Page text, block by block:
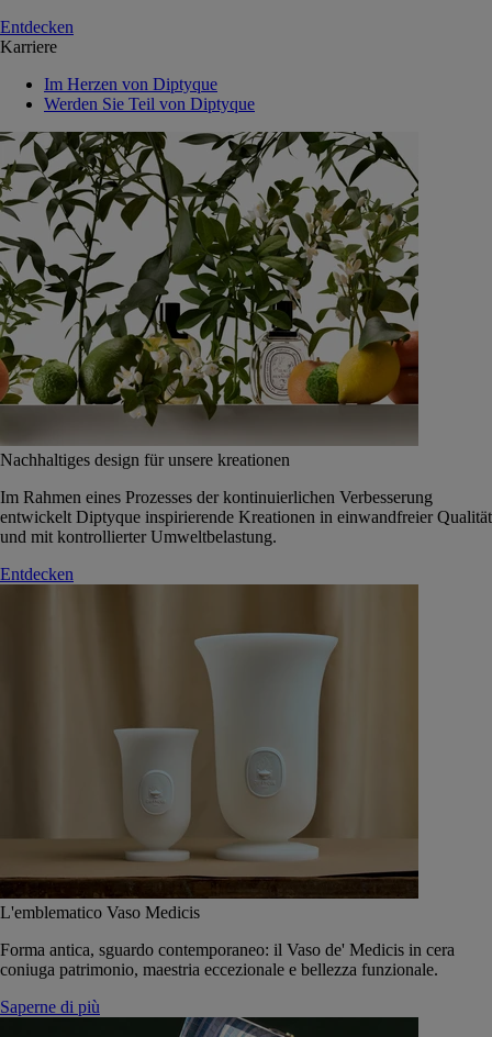
Entdecken
Karriere
Im Herzen von Diptyque
Werden Sie Teil von Diptyque
Nachhaltiges design für unsere kreationen
Im Rahmen eines Prozesses der kontinuierlichen Verbesserung
entwickelt Diptyque inspirierende Kreationen in einwandfreier Qualität
und mit kontrollierter Umweltbelastung.
Entdecken
L'emblematico Vaso Medicis
Forma antica, sguardo contemporaneo: il Vaso de' Medicis in cera
coniuga patrimonio, maestria eccezionale e bellezza funzionale.
Saperne di più